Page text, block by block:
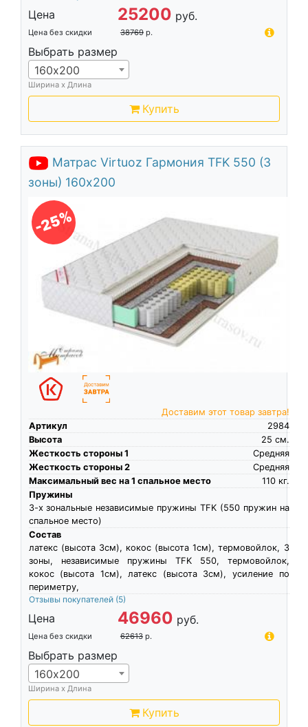
Цена 25200 руб.
Цена без скидки 38769 р.
Выбрать размер
160х200
Ширина х Длина
Купить
Матрас Virtuoz Гармония TFK 550 (3
зоны) 160х200
-25%
Доставим этот товар завтра!
Артикул
2984
Высота
см.
25
Жесткость стороны 1
Средняя
Жесткость стороны 2
Средняя
Максимальный вес на 1 спальное место
кг.
110
Пружины
3-х зональные независимые пружины TFK (550 пружин на
спальное место)
Состав
латекс (высота 3см), кокос (высота 1см), термовойлок, 3
зоны, независимые пружины TFK 550, термовойлок,
кокос (высота 1см), латекс (высота 3см), усиление по
периметру,
Отзывы покупателей (5)
Цена 46960 руб.
Цена без скидки 62613 р.
Выбрать размер
160х200
Ширина х Длина
Купить